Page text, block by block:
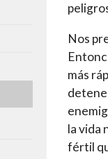
Nos
más
la vida
fértil